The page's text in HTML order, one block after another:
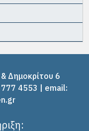
Δημοκρίτου 6
4553 | email: